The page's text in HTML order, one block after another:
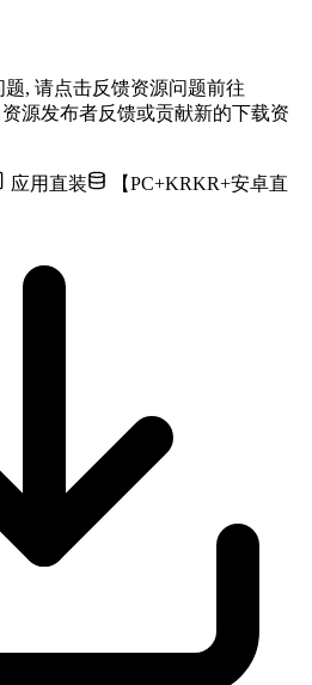
, 请点击反馈资源问题前往
源发布者反馈或贡献新的下载资
应用直装
【PC+KRKR+安卓直